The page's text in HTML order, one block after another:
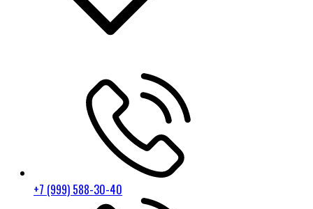
+7 (999) 588-30-40